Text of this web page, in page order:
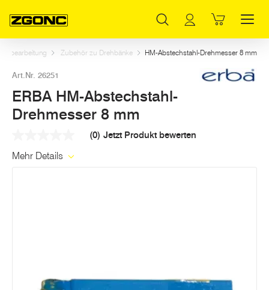
Zubehör zu Drehbänke HM-Abstechstahl-Drehmesser 8 mm
Art.Nr. 26251
ERBA HM-Abstechstahl-
Drehmesser 8 mm
Link
(0) Jetzt Produkt bewerten
Mehr Details